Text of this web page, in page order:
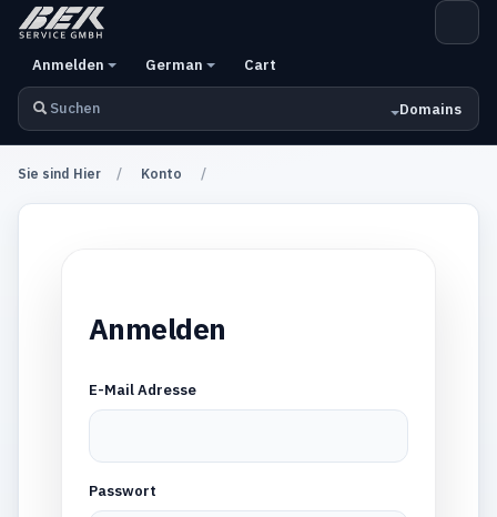
Domains
Anmelden German Cart
Sie sind Hier Konto
Anmelden
E-Mail Adresse
Passwort